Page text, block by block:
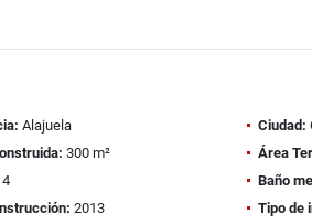
Alajuela Ciudad:
300 m² Área
4 Baño
2013 Tipo de